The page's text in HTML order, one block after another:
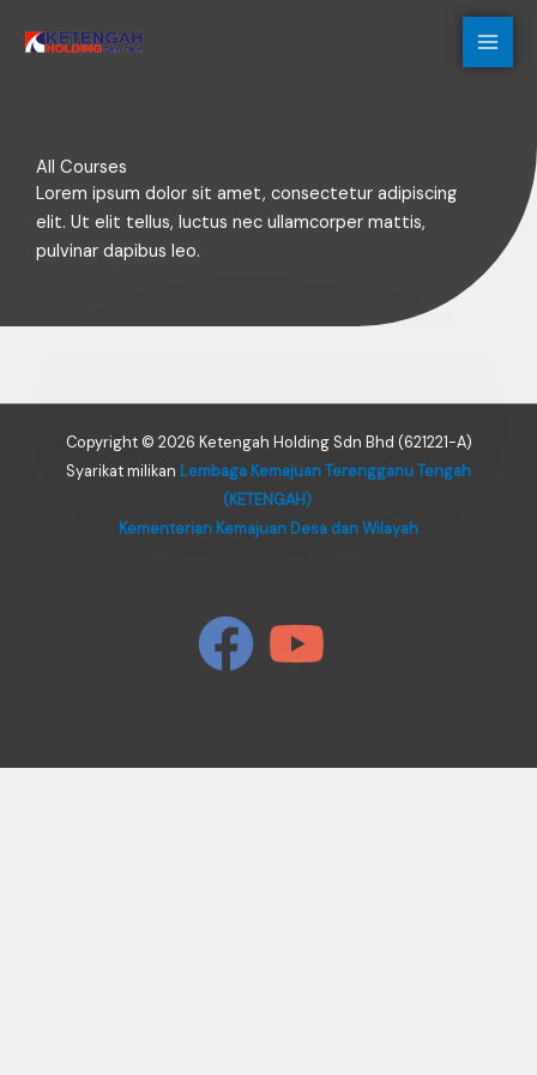
All Courses
Lorem ipsum dolor sit amet, consectetur adipiscing
elit. Ut elit tellus, luctus nec ullamcorper mattis,
pulvinar dapibus leo.
Copyright © 2026 Ketengah Holding Sdn Bhd (621221-A)
Syarikat milikan Lembaga Kemajuan Terengganu Tengah
(KETENGAH)
Kementerian Kemajuan Desa dan Wilayah